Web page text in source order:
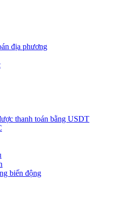
địa phương
thanh toán bằng USDT
biến động